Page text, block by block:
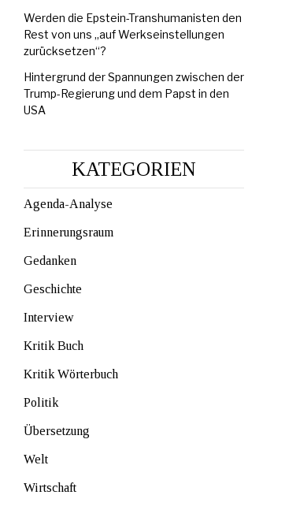
Werden die Epstein-Transhumanisten den
Rest von uns „auf Werkseinstellungen
zurücksetzen“?
Hintergrund der Spannungen zwischen der
Trump-Regierung und dem Papst in den
USA
KATEGORIEN
Agenda-Analyse
Erinnerungsraum
Gedanken
Geschichte
Interview
Kritik Buch
Kritik Wörterbuch
Politik
Übersetzung
Welt
Wirtschaft